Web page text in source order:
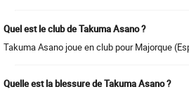
Quel est le club de Takuma Asano ?
Takuma Asano joue en club pour Majorque
Quelle est la blessure de Takuma Asano ?